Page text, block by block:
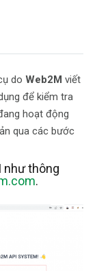
do Web2M viết
để kiểm tra
hoạt động
qua các bước
như thông
.